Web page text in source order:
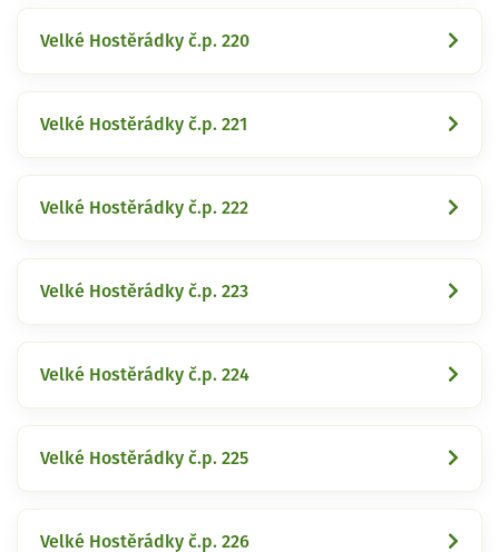
Velké Hostěrádky č.p. 220
Velké Hostěrádky č.p. 221
Velké Hostěrádky č.p. 222
Velké Hostěrádky č.p. 223
Velké Hostěrádky č.p. 224
Velké Hostěrádky č.p. 225
Velké Hostěrádky č.p. 226